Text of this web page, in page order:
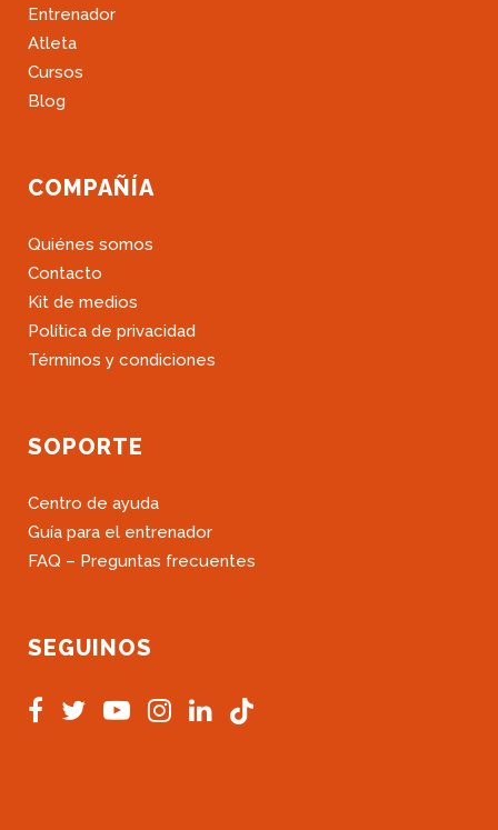
Entrenador
Atleta
Cursos
Blog
COMPAÑÍA
Quiénes somos
Contacto
Kit de medios
Política de privacidad
Términos y condiciones
SOPORTE
Centro de ayuda
Guía para el entrenador
FAQ – Preguntas frecuentes
SEGUINOS